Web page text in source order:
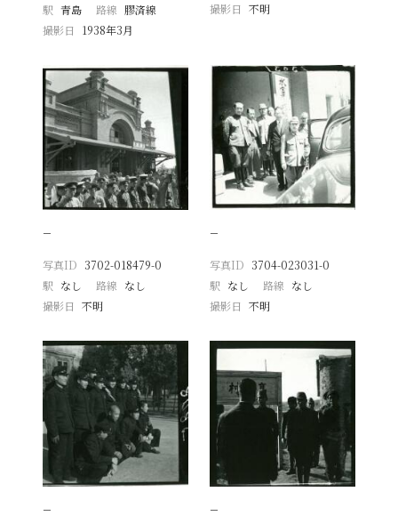
駅 青島 路線 膠済線
撮影日
1938年3月
撮影日 不明
−
写真ID 3702-018479-0
駅 なし 路線 なし
撮影日
不明
−
写真ID 3704-023031-0
駅 なし 路線 なし
撮影日 不明
− −